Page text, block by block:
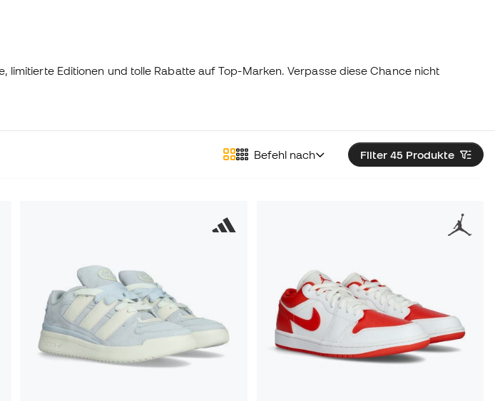
limitierte Editionen und tolle Rabatte auf Top-Marken. Verpasse diese Chance nicht
Filter 45 Produkte
Befehl nach